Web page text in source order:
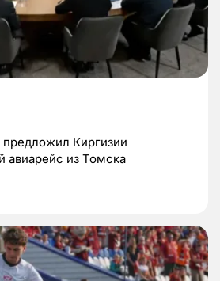
Киргизии
авиарейс из Томска